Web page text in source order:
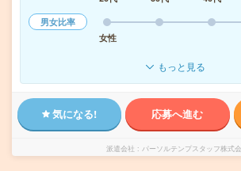
男女比率
女性
もっと見る
気になる! 応募へ進む
派遣会社 パーソルテンプスタッフ株式